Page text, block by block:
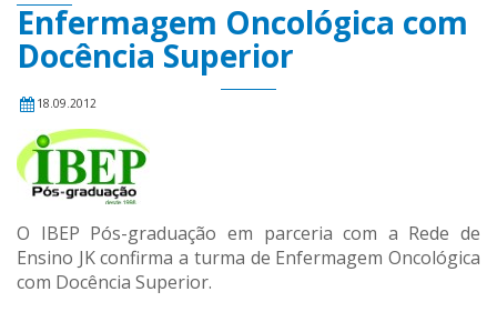
Enfermagem Oncológica com
Docência Superior
18.09.2012
O IBEP Pós-graduação em parceria com a Rede de
Ensino JK confirma a turma de Enfermagem Oncológica
com Docência Superior.